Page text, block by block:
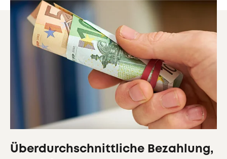
Überdurchschnittliche Bezahlung,